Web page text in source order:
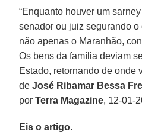
“Enquanto houver um
senador ou juiz segurando
não apenas o Maranhão,
Os bens da família deviam
Estado, retornando de onde
deJosé Ribamar Bessa
porTerra Magazine, 12-01-
Eis o artigo.